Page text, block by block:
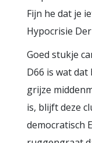
Fijn he dat je
Hypocrisie
Goed stukje
D66 is wat
grijze
is, blijft deze
democratisch